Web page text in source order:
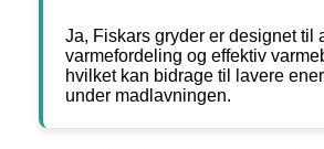
Ja, Fiskars gryder er designet til
varmefordeling og effektiv
hvilket kan bidrage til lavere
under madlavningen.